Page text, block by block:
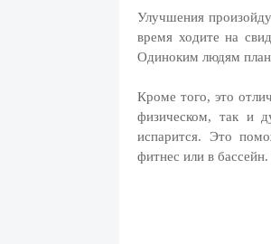
Улучшения
время ходите на
Одиноким людям
Кроме того, это
физическом, так и
испарится. Это
фитнес или в